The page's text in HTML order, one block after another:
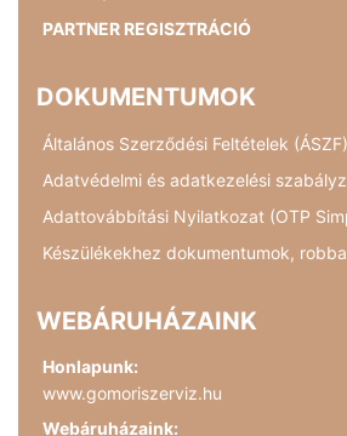
PARTNER REGISZTRÁCIÓ
DOKUMENTUMOK
Általános Szerződési Feltételek (ÁSZF)
Adatvédelmi és adatkezelési
Adattovábbítási Nyilatkozat (OTP
Készülékekhez dokumentumok,
WEBÁRUHÁZAINK
Honlapunk:
www.gomoriszerviz.hu
Webáruházaink: